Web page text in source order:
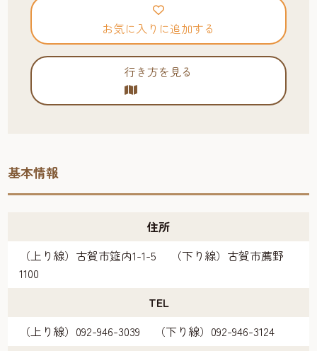
お気に入りに追加する
行き方を見る
基本情報
住所
（上り線）古賀市筵内1-1-5 （下り線）古賀市薦野
1100
TEL
（上り線）092-946-3039 （下り線）092-946-3124